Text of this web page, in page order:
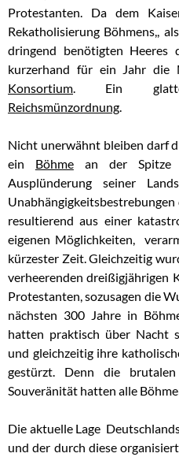
Protestanten. Da dem
Rekatholisierung Böhmens,,
dringend benötigten Heeres
kurzerhand für ein Jahr die
Konsortium . Ein
Reichsmünzordnung
Nicht unerwähnt bleiben darf
ein Böhmean der Spitze
Ausplünderung seiner
resultierend aus einer
eigenen Möglichkeiten,
kürzester Zeit. Gleichzeitig
verheerenden dreißigjährigen
Protestanten, sozusagen die
nächsten 300 Jahre in
hatten praktisch über Nacht
und gleichzeitig ihre
gestürzt. Denn die
Souveränität hatten alle
Die aktuelle Lage
und der durch diese